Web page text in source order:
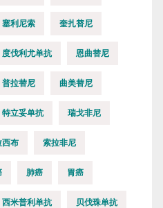
塞利尼索 奎扎替尼
度伐利尤单抗 恩曲替尼
普拉替尼 曲美替尼
特立妥单抗 瑞戈非尼
西布 索拉非尼
肺癌 胃癌
西米普利单抗 贝伐珠单抗